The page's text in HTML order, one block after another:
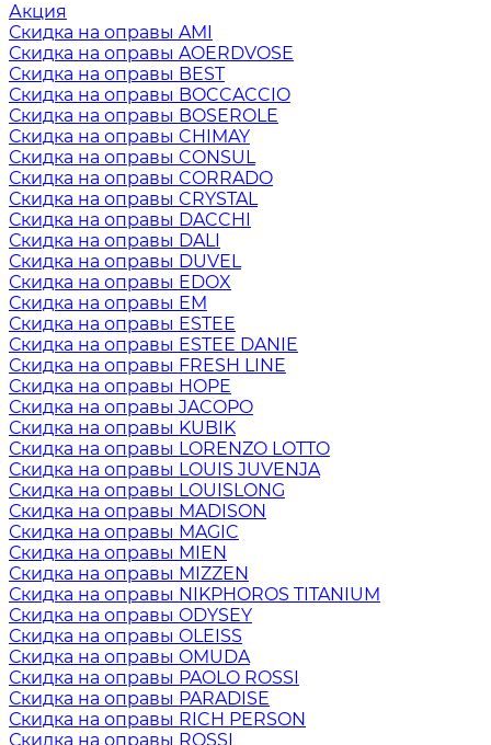
Акция
Скидка на оправы AMI
Скидка на оправы AOERDVOSE
Скидка на оправы BEST
Скидка на оправы BOCCACCIO
Скидка на оправы BOSEROLE
Скидка на оправы CHIMAY
Скидка на оправы CONSUL
Скидка на оправы CORRADO
Скидка на оправы CRYSTAL
Скидка на оправы DACCHI
Скидка на оправы DALI
Скидка на оправы DUVEL
Скидка на оправы EDOX
Скидка на оправы EM
Скидка на оправы ESTEE
Скидка на оправы ESTEE DANIE
Скидка на оправы FRESH LINE
Скидка на оправы HOPE
Скидка на оправы JACOPO
Скидка на оправы KUBIK
Скидка на оправы LORENZO LOTTO
Скидка на оправы LOUIS JUVENJA
Скидка на оправы LOUISLONG
Скидка на оправы MADISON
Скидка на оправы MAGIC
Скидка на оправы MIEN
Скидка на оправы MIZZEN
Скидка на оправы NIKPHOROS TITANIUM
Скидка на оправы ODYSEY
Скидка на оправы OLEISS
Скидка на оправы OMUDA
Скидка на оправы PAOLO ROSSI
Скидка на оправы PARADISE
Скидка на оправы RICH PERSON
Скидка на оправы ROSSI